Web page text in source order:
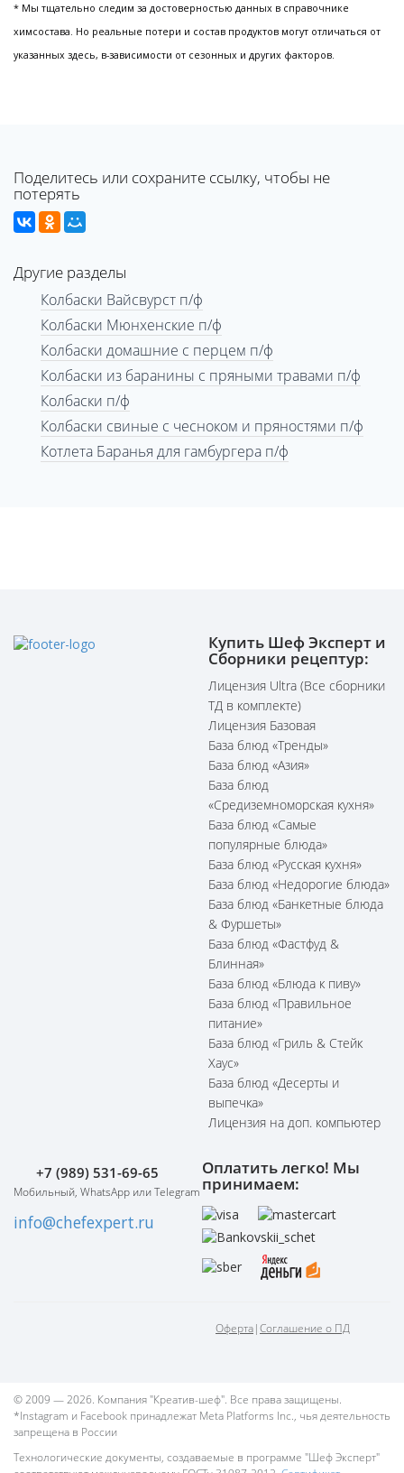
* Мы тщательно следим за достоверностью данных в справочнике
химсостава. Но реальные потери и состав продуктов могут отличаться от
указанных здесь, в-зависимости от сезонных и других факторов.
Поделитесь или сохраните ссылку, чтобы не
потерять
Другие разделы
Колбаски Вайсвурст п/ф
Колбаски Мюнхенские п/ф
Колбаски домашние с перцем п/ф
Колбаски из баранины с пряными травами п/ф
Колбаски п/ф
Колбаски свиные с чесноком и пряностями п/ф
Котлета Баранья для гамбургера п/ф
Купить Шеф Эксперт и
Сборники рецептур:
Лицензия Ultra (Все сборники
ТД в комплекте)
Лицензия Базовая
База блюд «Тренды»
База блюд «Азия»
База блюд
«Средиземноморская кухня»
База блюд «Самые
популярные блюда»
База блюд «Русская кухня»
База блюд «Недорогие блюда»
База блюд «Банкетные блюда
& Фуршеты»
База блюд «Фастфуд &
Блинная»
База блюд «Блюда к пиву»
База блюд «Правильное
питание»
База блюд «Гриль & Стейк
Хаус»
База блюд «Десерты и
выпечка»
Лицензия на доп. компьютер
+7 (989) 531-69-65
Мобильный, WhatsApp или Telegram
info@chefexpert.ru
Оплатить легко! Мы
принимаем:
Оферта|Соглашение о ПД
© 2009 — 2026. Компания "Креатив-шеф". Все права защищены.
*Instagram и Facebook принадлежат Meta Platforms Inc., чья деятельность
запрещена в России
Технологические документы, создаваемые в программе "Шеф Эксперт"